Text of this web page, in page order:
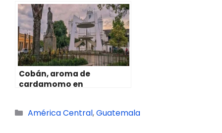
Belice
Cobán, aroma de
cardamomo en
Categorías
América Central,Guatemala